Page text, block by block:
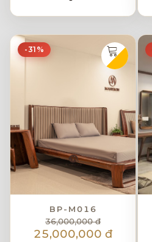
-31%
BP-M016
36,000,000 đ
25,000,000 đ